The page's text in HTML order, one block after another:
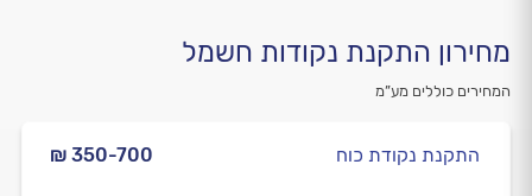
מחירון התקנת נקודות חשמל
המחירים כוללים מע”מ
₪ 350-700 התקנת נקודת כוח